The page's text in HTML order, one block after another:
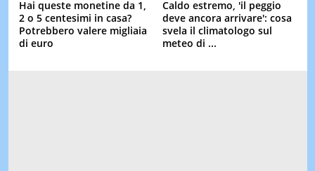
Hai queste monetine da 1,
2 o 5 centesimi in casa?
Potrebbero valere migliaia
di euro
Caldo estremo, 'il peggio
deve ancora arrivare': cosa
svela il climatologo sul
meteo di ...